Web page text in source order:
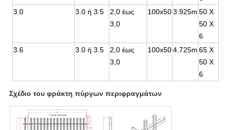
3.0
3.0 ή 3.5
2,0 έως
3,0
100x503.925m 50 X
50 X
6
3.6
3.0 ή 3.5
2,0 έως
3,0
100x504.725m 65 X
50 X
6
Σχέδιο του φράκτη πύργων περιφραγμάτων